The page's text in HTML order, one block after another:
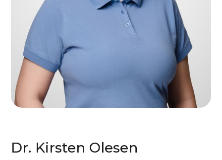
Dr. Kirsten Olesen